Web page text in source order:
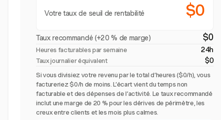
Votre taux de seuil de rentabilité $0
Taux recommandé (+20 % de marge) $0
Heures facturables par semaine 24h
Taux journalier équivalent $0
Si vous divisiez votre revenu par le total d’heures ($0/h), vous
factureriez $0/h de moins. L’écart vient du temps non
facturable et des dépenses de l’activité. Le taux recommandé
inclut une marge de 20 % pour les dérives de périmètre, les
creux entre clients et les mois plus calmes.